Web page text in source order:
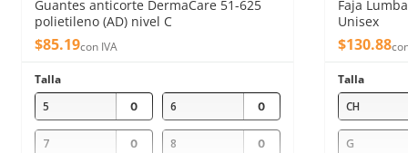
Guantes anticorte DermaCare 51-625
polietileno (AD) nivel C
$85.19con IVA
Talla
5
6
7 8
Faja
Unisex
$130.88
Talla
CH
G